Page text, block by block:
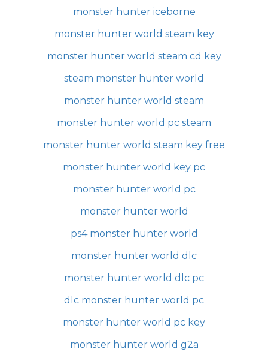
monster hunter iceborne
monster hunter world steam key
monster hunter world steam cd key
steam monster hunter world
monster hunter world steam
monster hunter world pc steam
monster hunter world steam key free
monster hunter world key pc
monster hunter world pc
monster hunter world
ps4 monster hunter world
monster hunter world dlc
monster hunter world dlc pc
dlc monster hunter world pc
monster hunter world pc key
monster hunter world g2a